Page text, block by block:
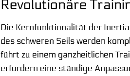
Revolutionäre
Die Kernfunktionalität der Inertia
des schweren Seils werden
führt zu einem ganzheitlichen
erfordern eine ständige